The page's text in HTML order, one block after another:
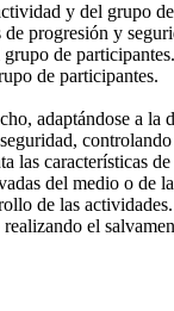
y del grupo
progresión y
de participantes.
de participantes.
adaptándose a
características
del medio o de
de las actividades.
el